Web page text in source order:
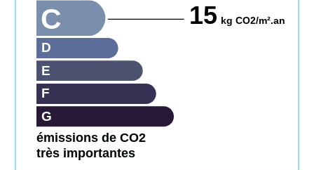
émissions de CO2
très importantes
G
F
E
D
C 15 kg CO2/m².an